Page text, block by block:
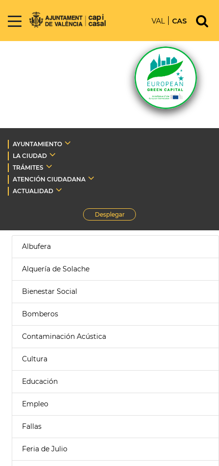
VAL CAS
AYUNTAMIENTO
LA CIUDAD
TRÁMITES
ATENCIÓN CIUDADANA
ACTUALIDAD
Desplegar
Albufera
Alquería de Solache
Bienestar Social
Bomberos
Contaminación Acústica
Cultura
Educación
Empleo
Fallas
Feria de Julio